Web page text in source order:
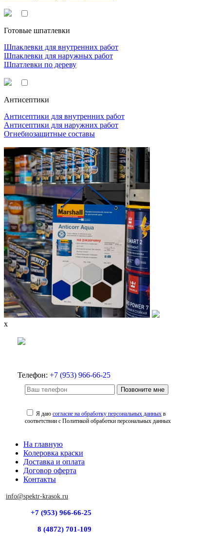
Готовые шпатлевки
Шпаклевки для внутренних работ
Шпаклевки для наружных работ
Шпатлевки по дереву
Антисептики
Антисептики для внутренних работ
Антисептики для наружних работ
Огнебиозащитные составы
x
Телефон: +7 (953) 966-66-25
Позвоните мне
Я даюсогласие на обработку персональных данных в
соответствии с Политикой обработки персональных данных
На главную
Колеровка краски
Доставка и оплата
Договор оферта
Контакты
info@spektr-krasok.ru
+7 (953) 966-66-25
8 (4872) 701-109